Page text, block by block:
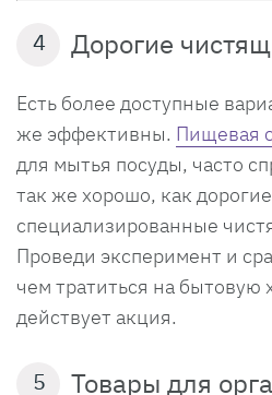
4 Дорогие
Есть более доступные
же эффективны. Пищевая
для мытья посуды, часто
так же хорошо, как дорогие
специализированные
Проведи эксперимент и
чем тратиться на
действует акция.
5
Товары для